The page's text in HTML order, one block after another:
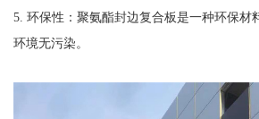
5. 环保性：聚氨酯封边复合板是一种环保材
环境无污染。